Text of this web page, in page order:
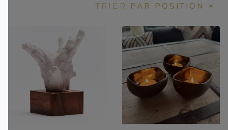
TRIER
PAR POSITION